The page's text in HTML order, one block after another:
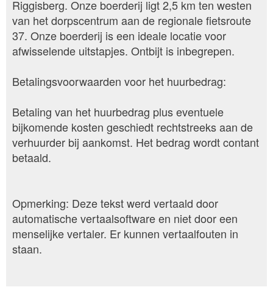
Riggisberg. Onze boerderij ligt 2,5 km ten westen
van het dorpscentrum aan de regionale fietsroute
37. Onze boerderij is een ideale locatie voor
afwisselende uitstapjes. Ontbijt is inbegrepen.
Betalingsvoorwaarden voor het huurbedrag:
Betaling van het huurbedrag plus eventuele
bijkomende kosten geschiedt rechtstreeks aan de
verhuurder bij aankomst. Het bedrag wordt contant
betaald.
Opmerking: Deze tekst werd vertaald door
automatische vertaalsoftware en niet door een
menselijke vertaler. Er kunnen vertaalfouten in
staan.